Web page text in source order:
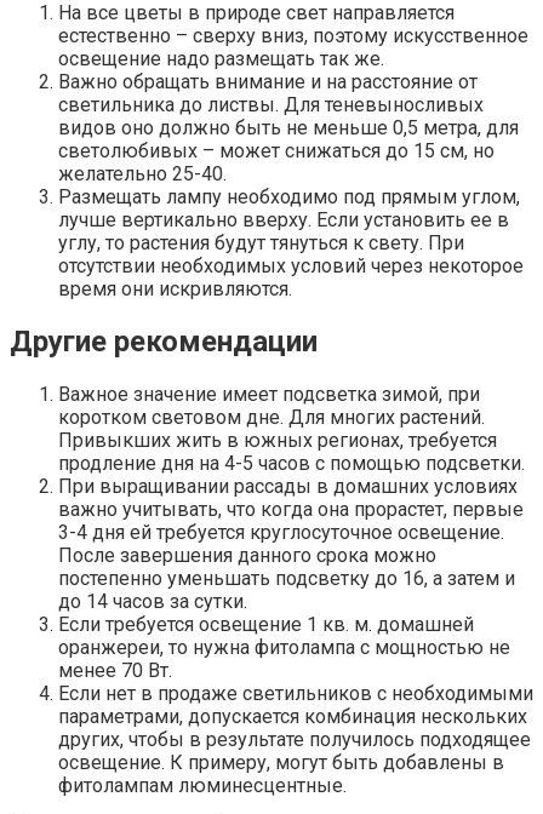
На все цветы в природе свет направляется
естественно – сверху вниз, поэтому искусственное
освещение надо размещать так же.
Важно обращать внимание и на расстояние от
светильника до листвы. Для теневыносливых
видов оно должно быть не меньше 0,5 метра, для
светолюбивых – может снижаться до 15 см, но
желательно 25-40.
Размещать лампу необходимо под прямым углом,
лучше вертикально вверху. Если установить ее в
углу, то растения будут тянуться к свету. При
отсутствии необходимых условий через некоторое
время они искривляются.
Другие рекомендации
Важное значение имеет подсветка зимой, при
коротком световом дне. Для многих растений.
Привыкших жить в южных регионах, требуется
продление дня на 4-5 часов с помощью подсветки.
При выращивании рассады в домашних условиях
важно учитывать, что когда она прорастет, первые
3-4 дня ей требуется круглосуточное освещение.
После завершения данного срока можно
постепенно уменьшать подсветку до 16, а затем и
до 14 часов за сутки.
Если требуется освещение 1 кв. м. домашней
оранжереи, то нужна фитолампа с мощностью не
менее 70 Вт.
Если нет в продаже светильников с необходимыми
параметрами, допускается комбинация нескольких
других, чтобы в результате получилось подходящее
освещение. К примеру, могут быть добавлены в
фитолампам люминесцентные.